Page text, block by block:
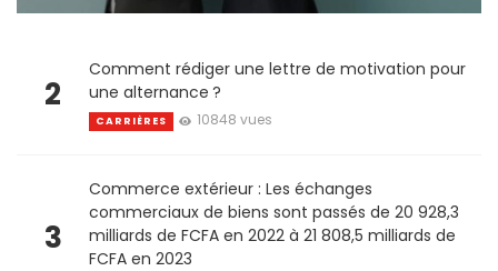
2
Comment rédiger une lettre de motivation pour
une alternance ?
CARRIÈRES 10848 vues
3
Commerce extérieur : Les échanges
commerciaux de biens sont passés de 20 928,3
milliards de FCFA en 2022 à 21 808,5 milliards de
FCFA en 2023